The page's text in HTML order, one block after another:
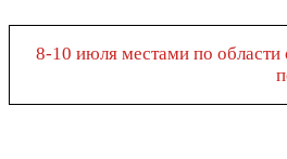
8-10 июля местами по области